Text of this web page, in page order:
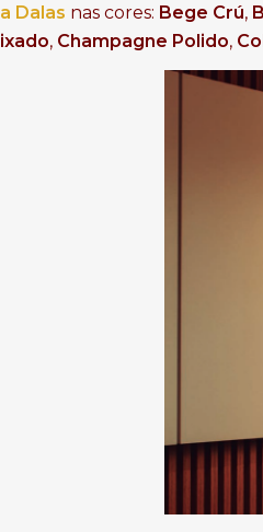
Dalas nas cores: Bege Crú,
, Champagne Polido,